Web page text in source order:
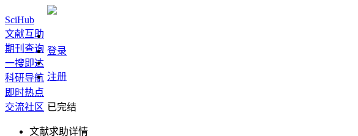
SciHub
文献互助
期刊查询
一搜即达
科研导航
即时热点
交流社区
登录
注册
已完结
文献求助详情